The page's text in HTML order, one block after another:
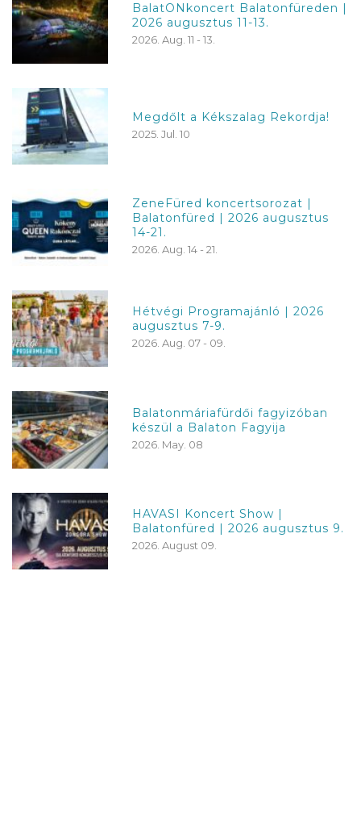
BalatONkoncert Balatonfüreden |
2026 augusztus 11-13.
2026. Aug. 11 - 13.
Megdőlt a Kékszalag Rekordja!
2025. Jul. 10
ZeneFüred koncertsorozat |
Balatonfüred | 2026 augusztus
14-21.
2026. Aug. 14 - 21.
Hétvégi Programajánló | 2026
augusztus 7-9.
2026. Aug. 07 - 09.
Balatonmáriafürdői fagyizóban
készül a Balaton Fagyija
2026. May. 08
HAVASI Koncert Show |
Balatonfüred | 2026 augusztus 9.
2026. August 09.